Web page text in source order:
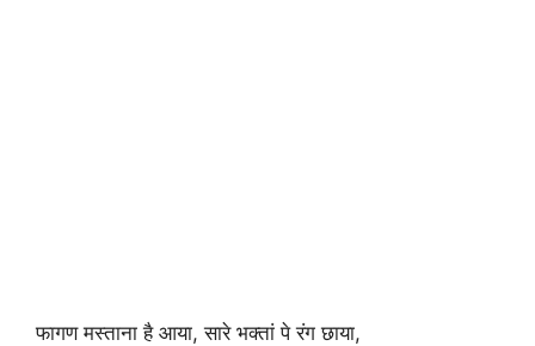
फागण मस्ताना है आया, सारे भक्तां पे रंग छाया,